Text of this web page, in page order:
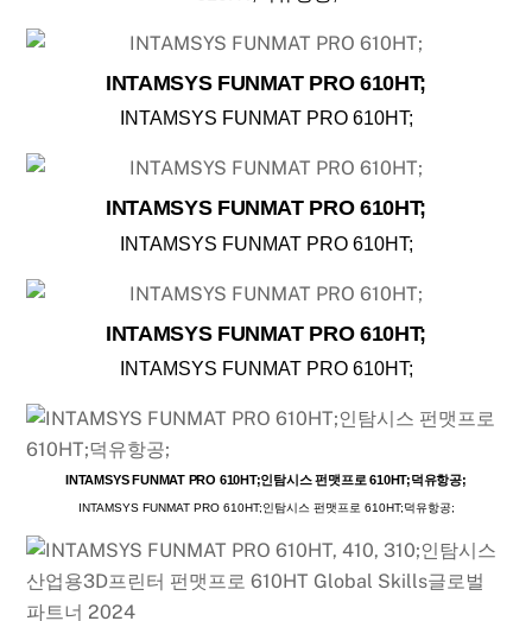
INTAMSYS FUNMAT PRO 610HT;
INTAMSYS FUNMAT PRO 610HT;
INTAMSYS FUNMAT PRO 610HT;
INTAMSYS FUNMAT PRO 610HT;
INTAMSYS FUNMAT PRO 610HT;
INTAMSYS FUNMAT PRO 610HT;
INTAMSYS FUNMAT PRO 610HT;인탐시스 펀맷프로 610HT;덕유항공;
INTAMSYS FUNMAT PRO 610HT;인탐시스 펀맷프로 610HT;덕유항공;